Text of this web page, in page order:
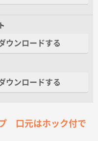
ウンロードする
ウンロードする
口元はホック付で